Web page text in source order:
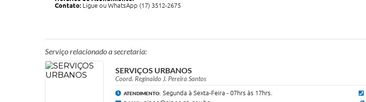
Contato: Ligue ou WhatsApp (17) 3512-2675
Serviço relacionado a secretaria:
SERVIÇOS URBANOS
Coord. Reginaldo J. Pereira Santos
ATENDIMENTO: Segunda à Sexta-Feira - 07hrs às 17hrs.